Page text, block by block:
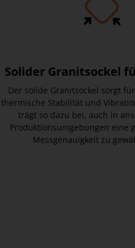
Solider Granitsockel
Der solide Granitsockel sorgt
thermische Stabilität und
trägt so dazu bei, auch in
Produktionsumgebungen eine
Messgenauigkeit zu